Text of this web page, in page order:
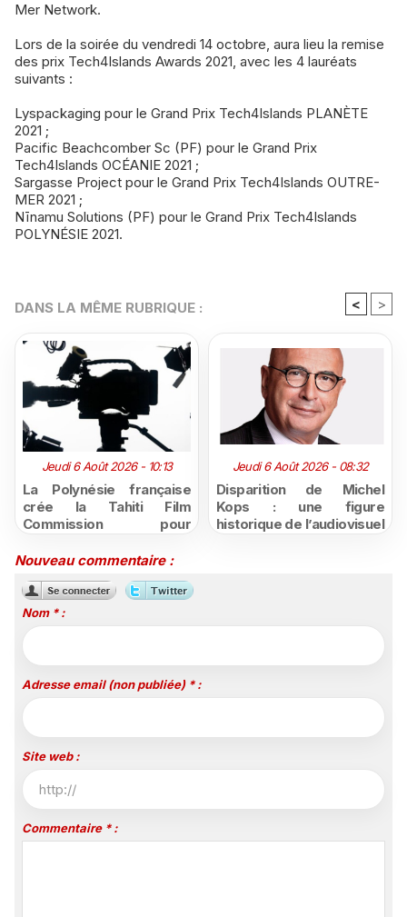
Mer Network.
Lors de la soirée du vendredi 14 octobre, aura lieu la remise
des prix Tech4Islands Awards 2021, avec les 4 lauréats
suivants :
Lyspackaging pour le Grand Prix Tech4Islands PLANÈTE
2021 ;
Pacific Beachcomber Sc (PF) pour le Grand Prix
Tech4Islands OCÉANIE 2021 ;
Sargasse Project pour le Grand Prix Tech4Islands OUTRE-
MER 2021 ;
Nīnamu Solutions (PF) pour le Grand Prix Tech4Islands
POLYNÉSIE 2021.
DANS LA MÊME RUBRIQUE : < >
Jeudi 6 Août 2026 - 10:13
La Polynésie française
crée la Tahiti Film
Commission pour
sa filière audiovisuelle
Jeudi 6 Août 2026 - 08:32
Disparition de Michel
Kops : une figure
historique de l’audiovisuel
Nouveau commentaire :
Nom * :
Adresse email (non publiée) * :
Site web :
Commentaire * :